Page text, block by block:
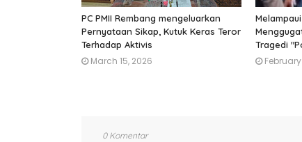
PC PMII Rembang mengeluarkan
Pernyataan Sikap, Kutuk Keras Teror
Terhadap Aktivis
March 15, 2026
Tragedi
0 Komentar